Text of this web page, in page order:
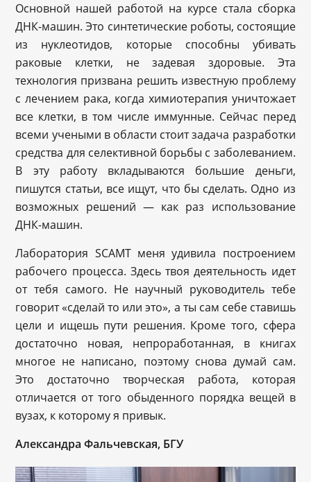
Основной нашей работой на курсе стала сборка
ДНК-машин. Это синтетические роботы, состоящие
из нуклеотидов, которые способны убивать
раковые клетки, не задевая здоровые. Эта
технология призвана решить известную проблему
с лечением рака, когда химиотерапия уничтожает
все клетки, в том числе иммунные. Сейчас перед
всеми учеными в области стоит задача разработки
средства для селективной борьбы с заболеванием.
В эту работу вкладываются большие деньги,
пишутся статьи, все ищут, что бы сделать. Одно из
возможных решений — как раз использование
ДНК-машин.
Лаборатория SCAMT меня удивила построением
рабочего процесса. Здесь твоя деятельность идет
от тебя самого. Не научный руководитель тебе
говорит «сделай то или это», а ты сам себе ставишь
цели и ищешь пути решения. Кроме того, сфера
достаточно новая, непроработанная, в книгах
многое не написано, поэтому снова думай сам.
Это достаточно творческая работа, которая
отличается от того обыденного порядка вещей в
вузах, к которому я привык.
Александра Фальчевская, БГУ